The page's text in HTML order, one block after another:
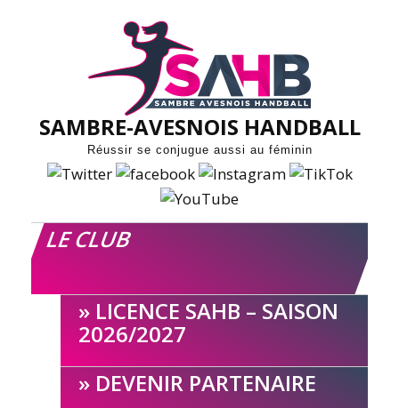
SAMBRE-AVESNOIS HANDBALL
Réussir se conjugue aussi au féminin
LE CLUB
LICENCE SAHB – SAISON
2026/2027
DEVENIR PARTENAIRE